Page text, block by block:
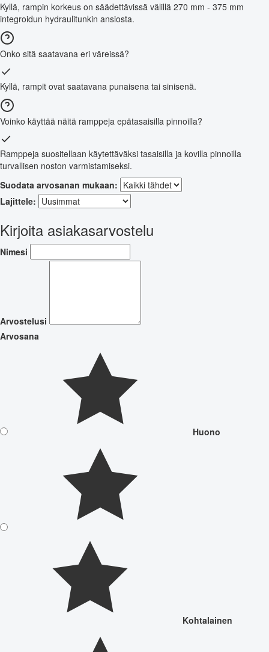
Kyllä, rampin korkeus on säädettävissä välillä 270 mm - 375 mm
integroidun hydraulitunkin ansiosta.
Onko sitä saatavana eri väreissä?
Kyllä, rampit ovat saatavana punaisena tai sinisenä.
Voinko käyttää näitä ramppeja epätasaisilla pinnoilla?
Ramppeja suositellaan käytettäväksi tasaisilla ja kovilla pinnoilla
turvallisen noston varmistamiseksi.
Suodata arvosanan mukaan:
Lajittele:
Kirjoita asiakasarvostelu
Nimesi
Arvostelusi
Arvosana
Huono
Kohtalainen